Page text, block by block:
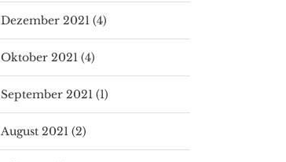
Dezember 2021 (4)
Oktober 2021 (4)
September 2021 (1)
August 2021 (2)